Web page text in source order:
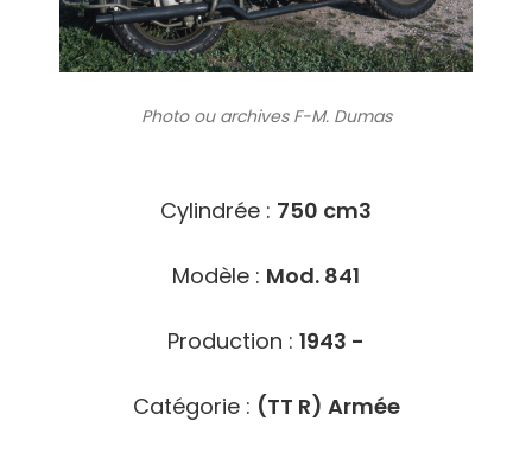
Photo ou archivesF-M. Dumas
Cylindrée : 750 cm3
Modèle : Mod. 841
Production : 1943 -
Catégorie : (TT R) Armée